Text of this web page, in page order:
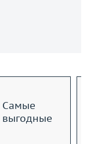
Самые
выгодные